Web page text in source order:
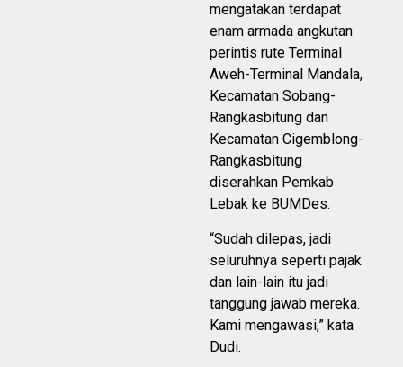
mengatakan terdapat
enam armada angkutan
perintis rute Terminal
Aweh-Terminal Mandala,
Kecamatan Sobang-
Rangkasbitung dan
Kecamatan Cigemblong-
Rangkasbitung
diserahkan Pemkab
Lebak ke BUMDes.
“Sudah dilepas, jadi
seluruhnya seperti pajak
dan lain-lain itu jadi
tanggung jawab mereka.
Kami mengawasi,” kata
Dudi.